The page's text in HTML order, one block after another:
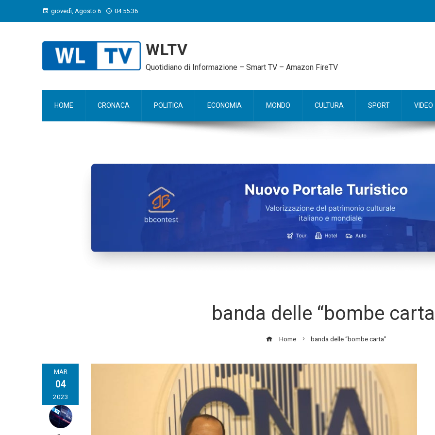
giovedì, Agosto 6 04:55:37
WLTV
Quotidiano di Informazione – Smart TV – Amazon FireTV
HOME CRONACA POLITICA ECONOMIA MONDO CULTURA SPORT VIDEO
banda delle “bombe
Home banda delle “bombe carta”
MAR
04
2023